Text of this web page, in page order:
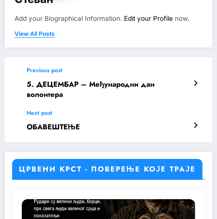
Add your Biographical Information. Edit your Profile now.
View All Posts
Previous post
5. ДЕЦЕМБАР – Међународни дан
волонтера
Next post
ОБАВЕШТЕЊЕ
ЦРВЕНИ КРСТ - ПОВЕРЕЊЕ КОЈЕ ТРАЈЕ